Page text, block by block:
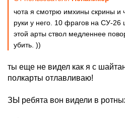
чота я смотрю имхины скрины и
руки у него. 10 фрагов на СУ-26
этой арты ствол медленнее
убить. ))
ты еще не видел как я с
полкарты отлавливаю!
ЗЫ ребята вон видели в